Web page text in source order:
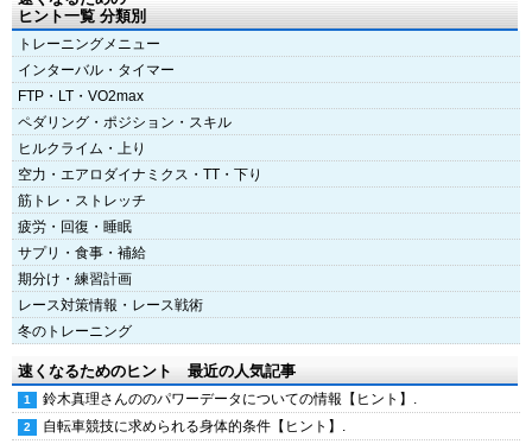
ヒント一覧 分類別
トレーニングメニュー
インターバル・タイマー
FTP・LT・VO2max
ペダリング・ポジション・スキル
ヒルクライム・上り
空力・エアロダイナミクス・TT・下り
筋トレ・ストレッチ
疲労・回復・睡眠
サプリ・食事・補給
期分け・練習計画
レース対策情報・レース戦術
冬のトレーニング
速くなるためのヒント 最近の人気記事
鈴木真理さんののパワーデータについての情報【ヒント】.
自転車競技に求められる身体的条件【ヒント】.